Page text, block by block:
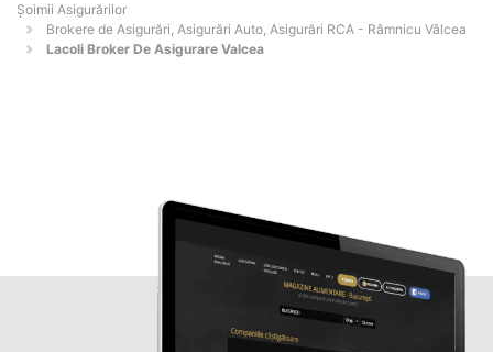
Șoimii Asigurărilor
Brokere de Asigurări, Asigurări Auto, Asigurări RCA - Râmnicu Vâlcea
Lacoli Broker De Asigurare Valcea